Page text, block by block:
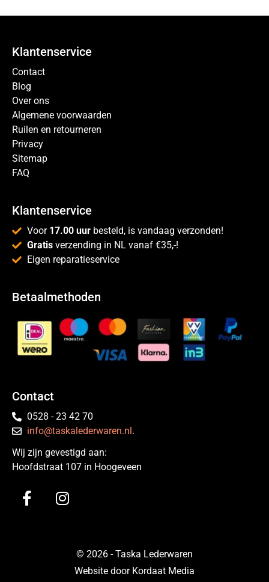
Klantenservice
Contact
Blog
Over ons
Algemene voorwaarden
Ruilen en retourneren
Privacy
Sitemap
FAQ
Klantenservice
Voor 17.00 uur besteld, is vandaag verzonden!
Gratis verzending in NL vanaf €35,-!
Eigen reparatieservice
Betaalmethoden
Contact
0528 - 23 42 70
info@taskalederwaren.nl .
Wij zijn gevestigd aan:
Hoofdstraat 107 in Hoogeveen
© 2026 - Taska Lederwaren
Website door Kordaat Media